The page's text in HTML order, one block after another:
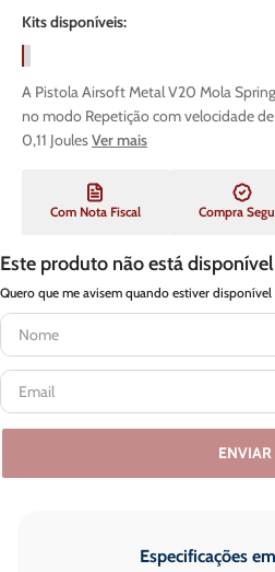
Kits disponíveis:
A Pistola Airsoft Metal V20 Mola
no modo Repetição com velocidade
0,11 JoulesVer mais
Com Nota Fiscal Compra
Este produto não está
Quero que me avisem quando estiver disponível
ENVIAR
Especificações